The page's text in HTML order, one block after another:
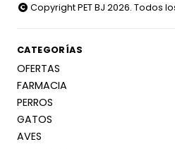
Copyright PET BJ 2026. Todos
CATEGORÍAS
OFERTAS
FARMACIA
PERROS
GATOS
AVES